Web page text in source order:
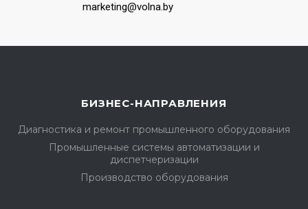
marketing@volna.by
БИЗНЕС-НАПРАВЛЕНИЯ
Диагностика и ремонт промышленного оборудования
Промышленные системы автоматизации и
диспетчеризации
Производство оборудования